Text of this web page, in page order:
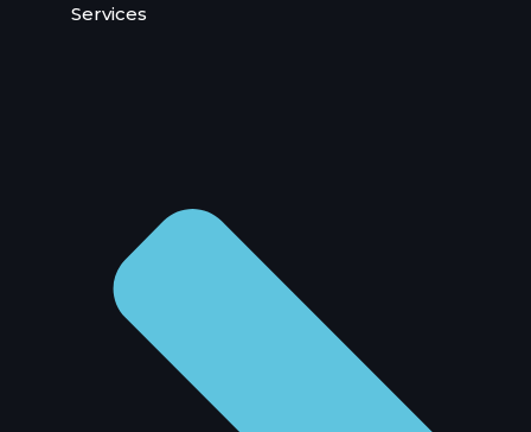
Services